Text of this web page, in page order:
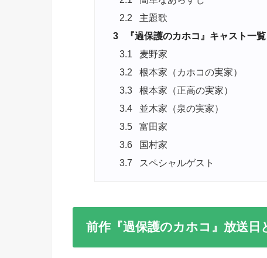
2.2
主題歌
3
『過保護のカホコ』キャスト一覧
3.1
麦野家
3.2
根本家（カホコの実家）
3.3
根本家（正高の実家）
3.4
並木家（泉の実家）
3.5
富田家
3.6
国村家
3.7
スペシャルゲスト
前作『過保護のカホコ』放送日